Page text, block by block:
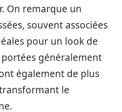
On remarque un
souvent associées
pour un look de
généralement
également de plus
le